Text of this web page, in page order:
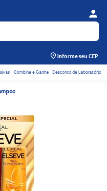
person
Informe seu CEP
rápidos do cabeçalho
Combine e Ganhe Desconto de Laboratório